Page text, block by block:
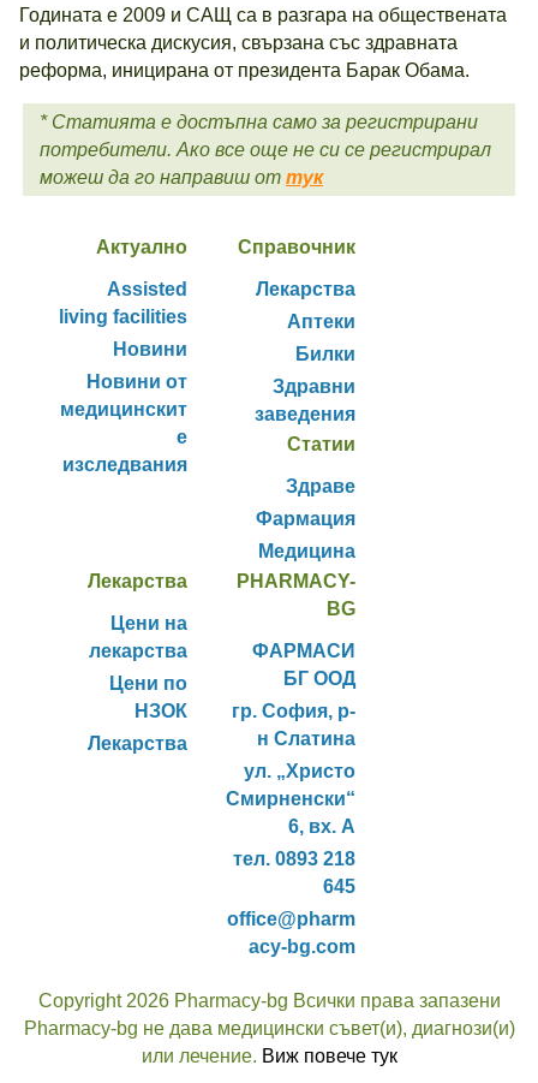
Годината е 2009 и САЩ са в разгара на обществената
и политическа дискусия, свързана със здравната
реформа, иницирана от президента Барак Обама.
* Статията е достъпна само за регистрирани
потребители. Ако все още не си се регистрирал
можеш да го направиш от тук
Актуално
Assisted
living facilities
Новини
Новини от
медицинскит
е
изследвания
Справочник
Лекарства
Аптеки
Билки
Здравни
заведения
Статии
Здраве
Фармация
Медицина
Лекарства
Цени на
лекарства
Цени по
НЗОК
Лекарства
PHARMACY-
BG
ФАРМАСИ
БГ ООД
гр. София, р-
н Слатина
ул. „Христо
Смирненски“
6, вх. А
тел. 0893 218
645
office@pharm
acy-bg.com
Copyright 2026 Pharmacy-bg Всички права запазени
Pharmacy-bg не дава медицински съвет(и), диагнози(и)
или лечение. Виж повече тук